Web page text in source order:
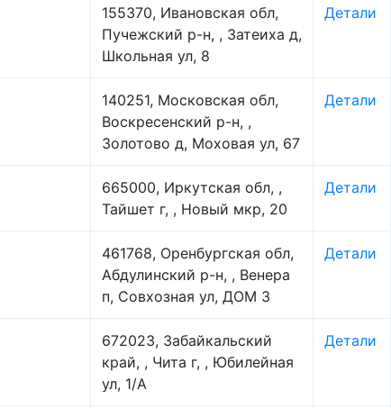
155370, Ивановская обл,
Пучежский р-н, , Затеиха д,
Школьная ул, 8
Детали
140251, Московская обл,
Воскресенский р-н, ,
Золотово д, Моховая ул, 67
Детали
665000, Иркутская обл, ,
Тайшет г, , Новый мкр, 20
Детали
461768, Оренбургская обл,
Абдулинский р-н, , Венера
п, Совхозная ул, ДОМ 3
Детали
672023, Забайкальский
край, , Чита г, , Юбилейная
ул, 1/А
Детали